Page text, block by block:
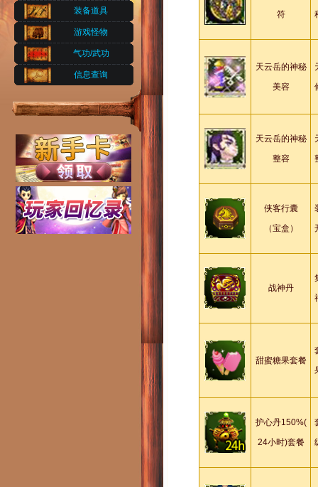
装备道具
游戏怪物
气功/武功
信息查询
符
天云岳的神秘
美容
天云岳的神秘
整容
侠客行囊
（宝盒）
战神丹
甜蜜糖果套餐
护心丹150%(
24小时)套餐